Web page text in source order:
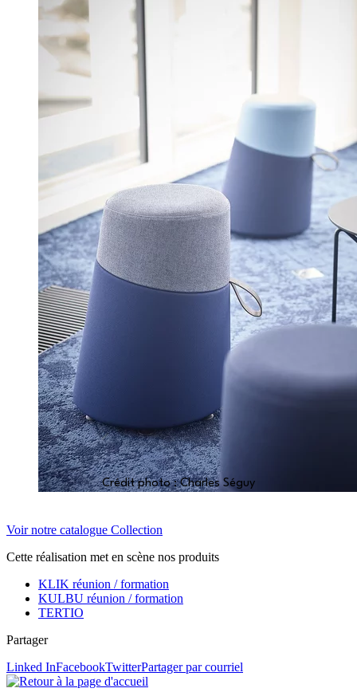
Crédit photo : Charles Séguy
Voir notre catalogue Collection
Cette réalisation met en scène nos produits
KLIK réunion / formation
KULBU réunion / formation
TERTIO
Partager
Linked InFacebookTwitterPartager par courriel